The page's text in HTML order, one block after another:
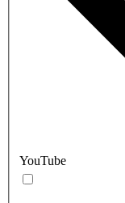
YouTube